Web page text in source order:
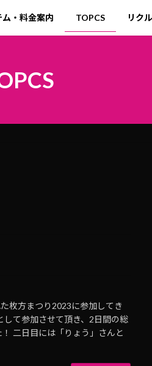
ム・料金案内 TOPCS リク
枚方まつり2023に参加してき
して参加させて頂き、2日間の総
二日目には「りょう」さんと